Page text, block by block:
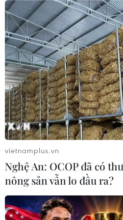
Quảng Trị quyết tâm bàn
mặt bằng Dự án Nhà máy
LIG-Hướng Hóa 1
08/08/2026 02:33
Áp thấp nhiệt đới đổi hướng
vùng biển phía Đông khu
Bắc Bộ
07/08/2026 23:29
Campuchia nỗ lực bảo tồn
hoang dã trước nguy cơ tuyệt
07/08/2026 22:45
vietnamplus.vn
Nghệ An: OCOP đã có
nông sản vẫn lo đầu ra?